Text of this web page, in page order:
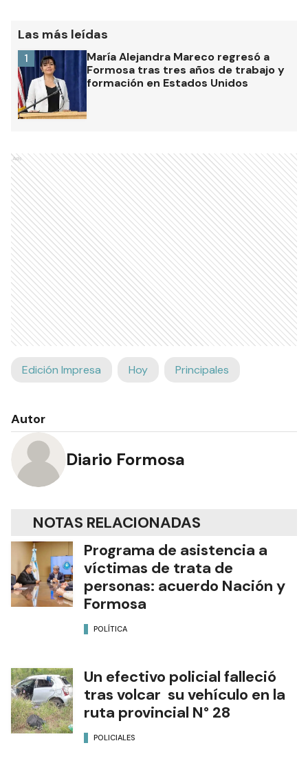
Las más leídas
María Alejandra Mareco regresó a
Formosa tras tres años de trabajo y
formación en Estados Unidos
1
Ads
Edición Impresa Hoy Principales
Autor
Diario Formosa
NOTAS RELACIONADAS
Programa de asistencia a
víctimas de trata de
personas: acuerdo Nación y
Formosa
POLÍTICA
Un efectivo policial falleció
tras volcar su vehículo en la
ruta provincial N° 28
POLICIALES